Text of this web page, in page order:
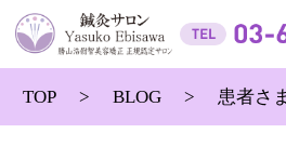
TOP BLOG 患者さ